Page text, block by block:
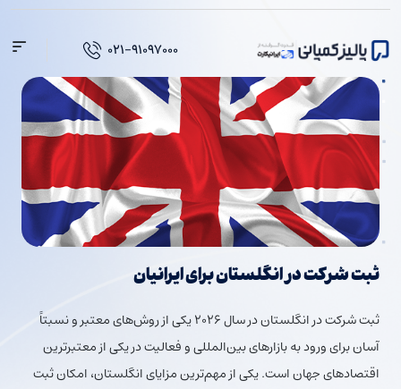
محتوا
۰۲۱-۹۱۰۹۷۰۰۰
ثبت شرکت در انگلستان برای ایرانیان
ثبت شرکت در انگلستان در سال ۲۰۲۶ یکی از روش‌های معتبر و نسبتاً
آسان برای ورود به بازارهای بین‌المللی و فعالیت در یکی از معتبرترین
اقتصادهای جهان است. یکی از مهم‌ترین مزایای انگلستان، امکان ثبت